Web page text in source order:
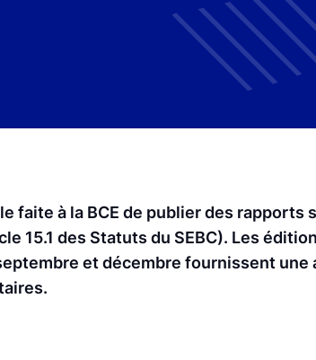
faite à la BCE de publier des rapports
15.1 des Statuts du SEBC). Les
et décembre fournissent une